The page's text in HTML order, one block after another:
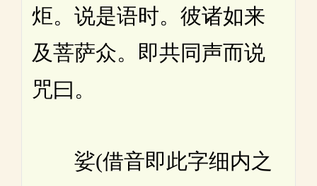
炬。说是语时。彼诸如来
及菩萨众。即共同声而说
咒曰。
娑(借音即此字细内之